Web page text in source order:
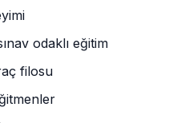
odaklı eğitim
filosu